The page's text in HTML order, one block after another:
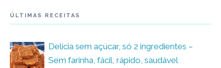
ÚLTIMAS RECEITAS
Delícia sem açúcar, só 2 ingredientes –
Sem farinha, fácil, rápido, saudável